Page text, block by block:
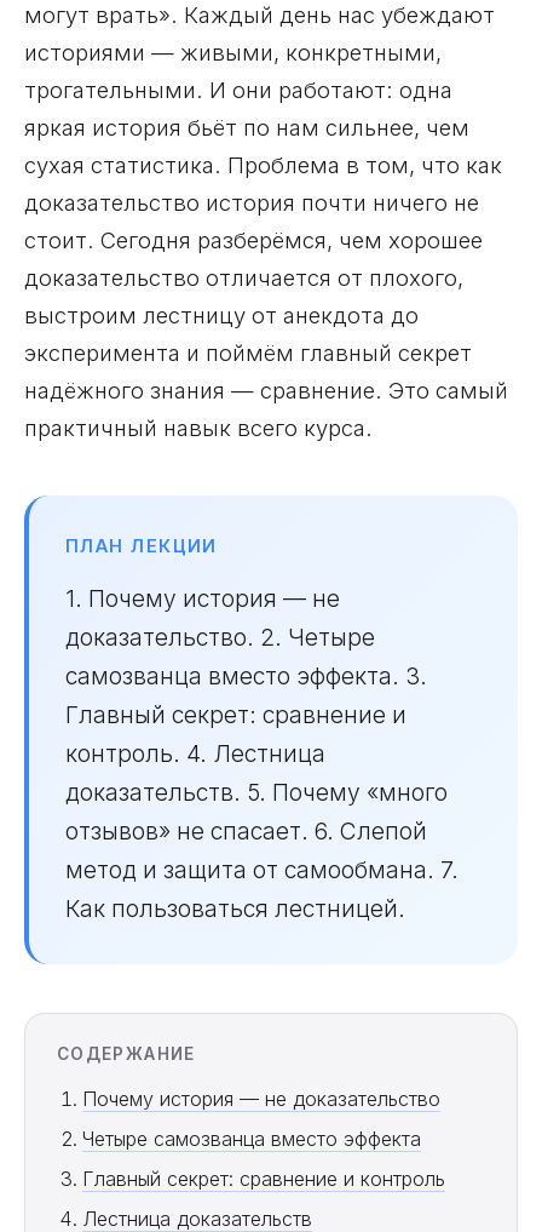
могут врать». Каждый день нас убеждают
историями — живыми, конкретными,
трогательными. И они работают: одна
яркая история бьёт по нам сильнее, чем
сухая статистика. Проблема в том, что как
доказательство история почти ничего не
стоит. Сегодня разберёмся, чем хорошее
доказательство отличается от плохого,
выстроим лестницу от анекдота до
эксперимента и поймём главный секрет
надёжного знания — сравнение. Это самый
практичный навык всего курса.
ПЛАН ЛЕКЦИИ
1. Почему история — не
доказательство. 2. Четыре
самозванца вместо эффекта. 3.
Главный секрет: сравнение и
контроль. 4. Лестница
доказательств. 5. Почему «много
отзывов» не спасает. 6. Слепой
метод и защита от самообмана. 7.
Как пользоваться лестницей.
СОДЕРЖАНИЕ
Почему история — не доказательство
Четыре самозванца вместо эффекта
Главный секрет: сравнение и контроль
Лестница доказательств